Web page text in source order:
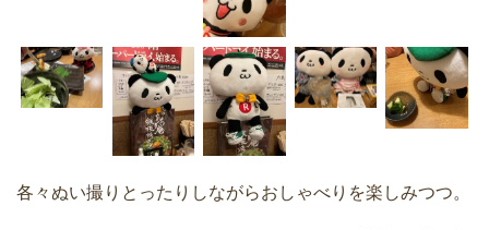
各々ぬい撮りとったりしながらおしゃべりを楽しみつつ。